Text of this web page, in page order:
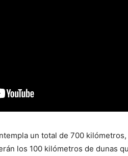
un total de 700
los 100 kilómetros de dunas